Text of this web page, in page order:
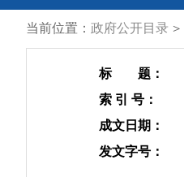
当前位置： 政府公开目录 >
标 题：
索 引 号：
成文日期：
发文字号：